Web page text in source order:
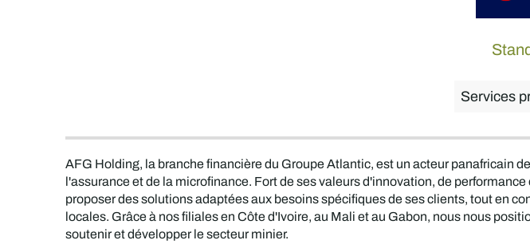
Services
AFG Holding, la branche financière du Groupe Atlantic, est un acteur panafricain
l'assurance et de la microfinance. Fort de ses valeurs d'innovation, de
proposer des solutions adaptées aux besoins spécifiques de ses clients, tout en
locales. Grâce à nos filiales en Côte d'Ivoire, au Mali et au Gabon, nous nous
soutenir et développer le secteur minier.